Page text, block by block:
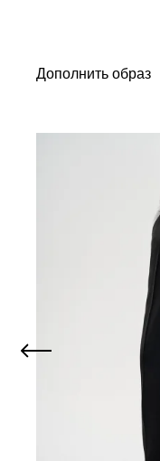
Дополнить образ